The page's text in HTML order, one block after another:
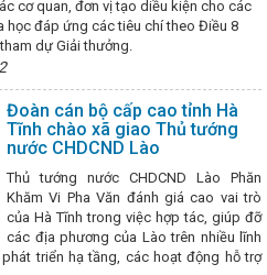
tỉnh Hà Tĩnh lần thứ IV, nhiệm kỳ
– Hà Tĩnh 2025 diễn ra từ 19/11
trưng, tiêu biểu tại Hội nghị kết
thành phố Đà Nẵng
Hồ Nam Tengchi
Tổ chức giải
các cấp
Hội nghị triển khai
đến năm 2030, tầm nhìn đến năm
Hoa Kỳ Joe Biden
GỖ TRÊN ĐỊA BÀN TỈNH HÀ TĨNH
các nhà máy điện trong thời gian
định cũ
Hôm nay (22/5), khai
THƯƠNG LÀM VIỆC VỚI SỞ
về bảo vệ người tiêu dùng giữa Ủy
quốc Anh và Bắc Ai-len
Diễn
cơ quan, đơn vị tạo diều kiện cho các
học đáp ứng các tiêu chí theo Điều 8
dự Giải thưởng.
Đoàn cán bộ cấp cao tỉnh Hà
Tĩnh chào xã giao Thủ tướng
nước CHDCND Lào
Thủ tướng nước CHDCND Lào Phăn
Khăm Vi Pha Văn đánh giá cao vai trò
của Hà Tĩnh trong việc hợp tác, giúp đỡ
các địa phương của Lào trên nhiều lĩnh
triển hạ tầng, các hoạt động hỗ trợ